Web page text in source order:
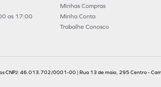
as 17:00
Minhas Compras
Minha Conta
Trabalhe Conosco
CNPJ: 46.013.702/0001-00 | Rua 13 de maio, 295 Centro -